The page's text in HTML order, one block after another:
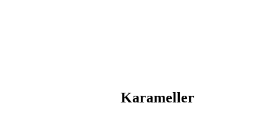
Karameller